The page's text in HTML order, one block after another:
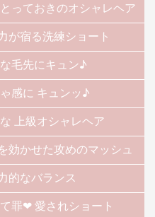
っておきのオシャレヘア
が宿る洗練ショート
毛先にキュン♪
感に キュンッ♪
上級オシャレヘア
効かせた攻めのマッシュ
的なバランス
罪❤ 愛されショート